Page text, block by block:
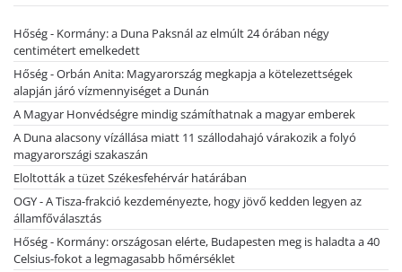
Hőség - Kormány: a Duna Paksnál az elmúlt 24 órában négy
centimétert emelkedett
Hőség - Orbán Anita: Magyarország megkapja a kötelezettségek
alapján járó vízmennyiséget a Dunán
A Magyar Honvédségre mindig számíthatnak a magyar emberek
A Duna alacsony vízállása miatt 11 szállodahajó várakozik a folyó
magyarországi szakaszán
Eloltották a tüzet Székesfehérvár határában
OGY - A Tisza-frakció kezdeményezte, hogy jövő kedden legyen az
államfőválasztás
Hőség - Kormány: országosan elérte, Budapesten meg is haladta a 40
Celsius-fokot a legmagasabb hőmérséklet